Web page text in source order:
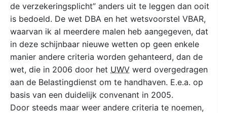
de verzekeringsplicht” anders uit te leggen dan ooit
is bedoeld. De wet DBA en het wetsvoorstel VBAR,
waarvan ik al meerdere malen heb aangegeven, dat
in deze schijnbaar nieuwe wetten op geen enkele
manier andere criteria worden gehanteerd, dan de
wet, die in 2006 door het UWV werd overgedragen
aan de Belastingdienst om te handhaven. E.e.a. op
basis van een duidelijk convenant in 2005.
Door steeds maar weer andere criteria te noemen,